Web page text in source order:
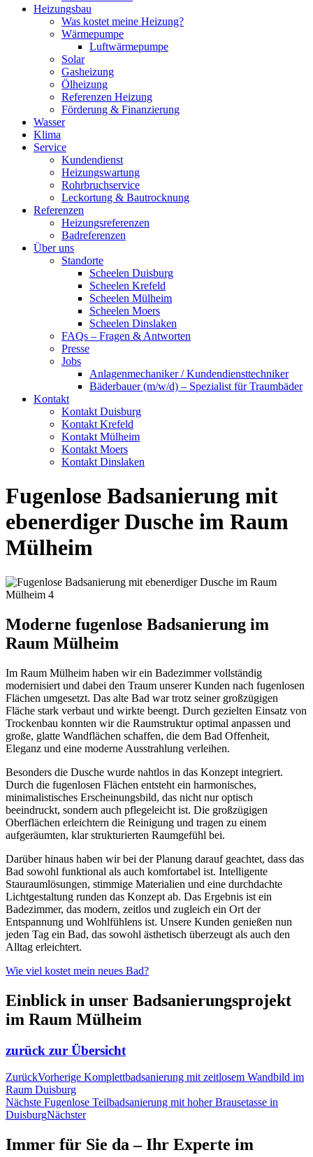
Heizungsbau
Was kostet meine Heizung?
Wärmepumpe
Luftwärmepumpe
Solar
Gasheizung
Ölheizung
Referenzen Heizung
Förderung & Finanzierung
Wasser
Klima
Service
Kundendienst
Heizungswartung
Rohrbruchservice
Leckortung & Bautrocknung
Referenzen
Heizungsreferenzen
Badreferenzen
Über uns
Standorte
Scheelen Duisburg
Scheelen Krefeld
Scheelen Mülheim
Scheelen Moers
Scheelen Dinslaken
FAQs – Fragen & Antworten
Presse
Jobs
Anlagenmechaniker / Kundendiensttechniker
Bäderbauer (m/w/d) – Spezialist für Traumbäder
Kontakt
Kontakt Duisburg
Kontakt Krefeld
Kontakt Mülheim
Kontakt Moers
Kontakt Dinslaken
Fugenlose Badsanierung mit
ebenerdiger Dusche im Raum
Mülheim
Moderne fugenlose Badsanierung im
Raum Mülheim
Im Raum Mülheim haben wir ein Badezimmer vollständig
modernisiert und dabei den Traum unserer Kunden nach fugenlosen
Flächen umgesetzt. Das alte Bad war trotz seiner großzügigen
Fläche stark verbaut und wirkte beengt. Durch gezielten Einsatz von
Trockenbau konnten wir die Raumstruktur optimal anpassen und
große, glatte Wandflächen schaffen, die dem Bad Offenheit,
Eleganz und eine moderne Ausstrahlung verleihen.
Besonders die Dusche wurde nahtlos in das Konzept integriert.
Durch die fugenlosen Flächen entsteht ein harmonisches,
minimalistisches Erscheinungsbild, das nicht nur optisch
beeindruckt, sondern auch pflegeleicht ist. Die großzügigen
Oberflächen erleichtern die Reinigung und tragen zu einem
aufgeräumten, klar strukturierten Raumgefühl bei.
Darüber hinaus haben wir bei der Planung darauf geachtet, dass das
Bad sowohl funktional als auch komfortabel ist. Intelligente
Stauraumlösungen, stimmige Materialien und eine durchdachte
Lichtgestaltung runden das Konzept ab. Das Ergebnis ist ein
Badezimmer, das modern, zeitlos und zugleich ein Ort der
Entspannung und Wohlfühlens ist. Unsere Kunden genießen nun
jeden Tag ein Bad, das sowohl ästhetisch überzeugt als auch den
Alltag erleichtert.
Wie viel kostet mein neues Bad?
Einblick in unser Badsanierungsprojekt
im Raum Mülheim
zurück zur Übersicht
ZurückVorherige Komplettbadsanierung mit zeitlosem Wandbild im
Raum Duisburg
Nächste Fugenlose Teilbadsanierung mit hoher Brausetasse in
DuisburgNächster
Immer für Sie da – Ihr Experte im